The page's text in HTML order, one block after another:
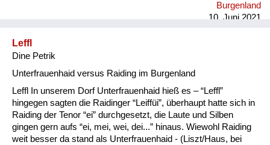
Burgenland
10. Juni 2021
Leffl
Dine Petrik
Unterfrauenhaid versus Raiding im Burgenland
Leffl In unserem Dorf Unterfrauenhaid hieß es – “Leffl”
hingegen sagten die Raidinger “Leiffüi”, überhaupt hatte sich in
Raiding der Tenor “ei” durchgesetzt, die Laute und Silben
gingen gern aufs “ei, mei, wei, dei...” hinaus. Wiewohl Raiding
weit besser da stand als Unterfrauenhaid - (Liszt/Haus, bei